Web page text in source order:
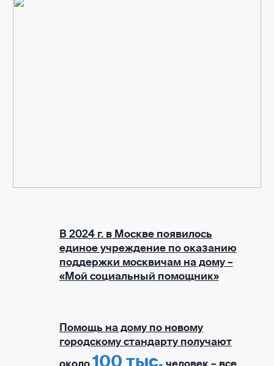
В 2024 г. в Москве появилось
единое учреждение по оказанию
поддержки москвичам на дому –
«Мой социальный помощник»
Помощь на дому по новому
городскому стандарту получают
100 тыс.